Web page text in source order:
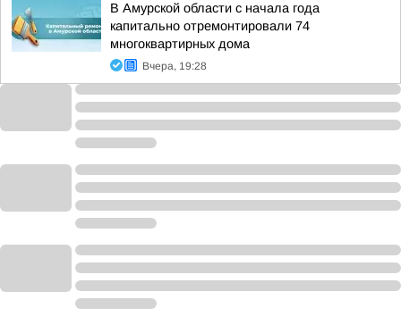
В Амурской области с начала года
капитально отремонтировали 74
многоквартирных дома
Вчера, 19:28